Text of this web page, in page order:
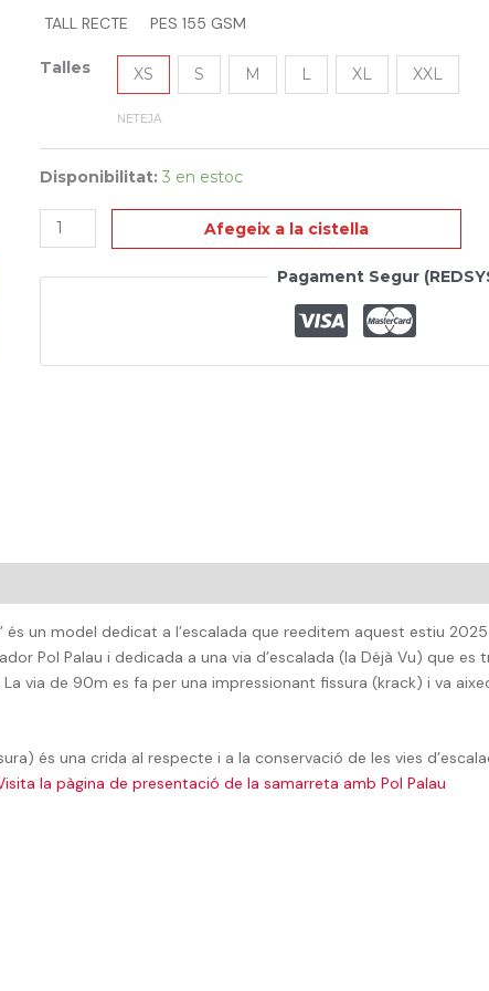
TALL RECTE PES 155 GSM
Talles XS S M L XL XXL
NETEJA
Disponibilitat: 3 en estoc
Afegeix a la cistella
Pagament Segur
és un model dedicat a l’escalada que reeditem aquest estiu
Pol Palau i dedicada a una via d’escalada (la Déjà Vu) que es
via de 90m es fa per una impressionant fissura (krack) i va
és una crida al respecte i a la conservació de les vies
la pàgina de presentació de la samarreta amb Pol Palau